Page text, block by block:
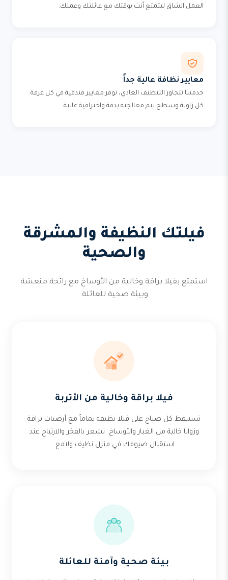
العمل الشاق لتتمتع أنت بوقتك مع عائلتك وعملك.
معايير نظافة عالية جداً
خدمتنا تتجاوز التنظيف العادي، نوفر معايير فندقية في كل غرفة.
كل زاوية وسطح يتم معالجته بدقة واحترافية عالية.
فيلتك النظيفة والمشرقة
والصحية
استمتع بفيلا براقة وخالية من الأوساخ مع رائحة منعشة
وبيئة صحية للعائلة.
فيلا براقة وخالية من الأتربة
تستيقظ كل صباح على فيلا نظيفة تماماً مع أرضيات براقة
وزوايا خالية من الغبار والأوساخ. تشعر بالفخر والارتياح عند
استقبال ضيوفك في منزل نظيف ولامع.
بيئة صحية وآمنة للعائلة